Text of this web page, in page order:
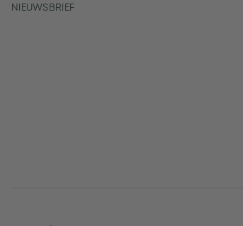
NIEUWSBRIEF